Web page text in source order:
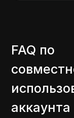
FAQ по
аккаунта